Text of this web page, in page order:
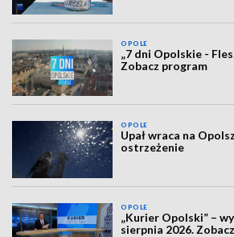
OPOLE
„7 dni Opolskie -
Zobacz program
OPOLE
Upał wraca na
ostrzeżenie
OPOLE
„Kurier Opolski” –
sierpnia 2026.